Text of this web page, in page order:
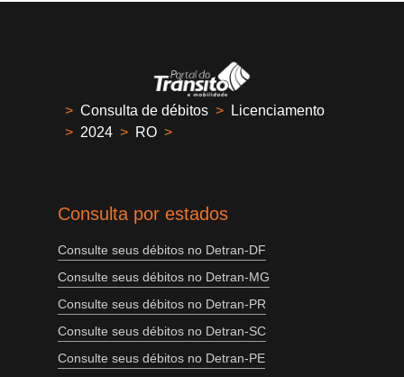
> Consulta de débitos > Licenciamento
> 2024 > RO >
Consulta por estados
Consulte seus débitos no Detran-DF
Consulte seus débitos no Detran-MG
Consulte seus débitos no Detran-PR
Consulte seus débitos no Detran-SC
Consulte seus débitos no Detran-PE